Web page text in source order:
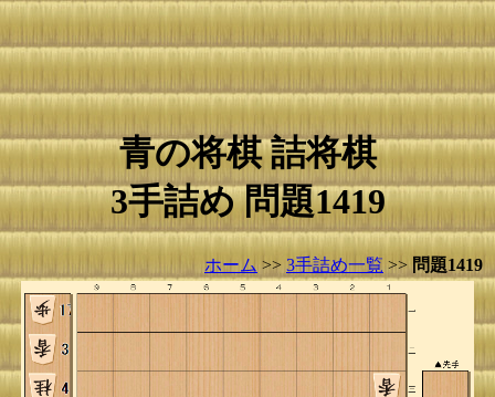
青の将棋 詰将棋
3手詰め 問題1419
ホーム >> 3手詰め一覧 >> 問題1419